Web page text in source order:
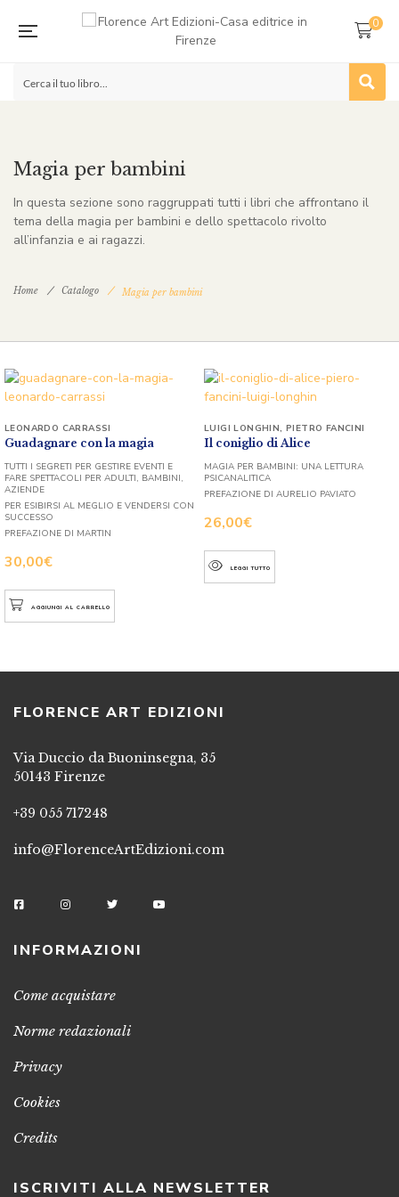
0
Magia per bambini
In questa sezione sono raggruppati tutti i libri che affrontano il
tema della magia per bambini e dello spettacolo rivolto
all’infanzia e ai ragazzi.
Home Catalogo Magia per bambini
Guadagnare con la magia
30,00€
LEONARDO CARRASSI
TUTTI I SEGRETI PER GESTIRE EVENTI E
FARE SPETTACOLI PER ADULTI, BAMBINI,
AZIENDE
PER ESIBIRSI AL MEGLIO E VENDERSI CON
SUCCESSO
PREFAZIONE DI MARTIN
AGGIUNGI AL CARRELLO
Il coniglio di Alice
26,00€
LUIGI LONGHIN,PIETRO FANCINI
MAGIA PER BAMBINI: UNA LETTURA
PSICANALITICA
PREFAZIONE DI AURELIO PAVIATO
LEGGI TUTTO
FLORENCE ART EDIZIONI
Via Duccio da Buoninsegna, 35
50143 Firenze
+39 055 717248
info@FlorenceArtEdizioni.com
INFORMAZIONI
Come acquistare
Norme redazionali
Privacy
Cookies
Credits
ISCRIVITI ALLA NEWSLETTER